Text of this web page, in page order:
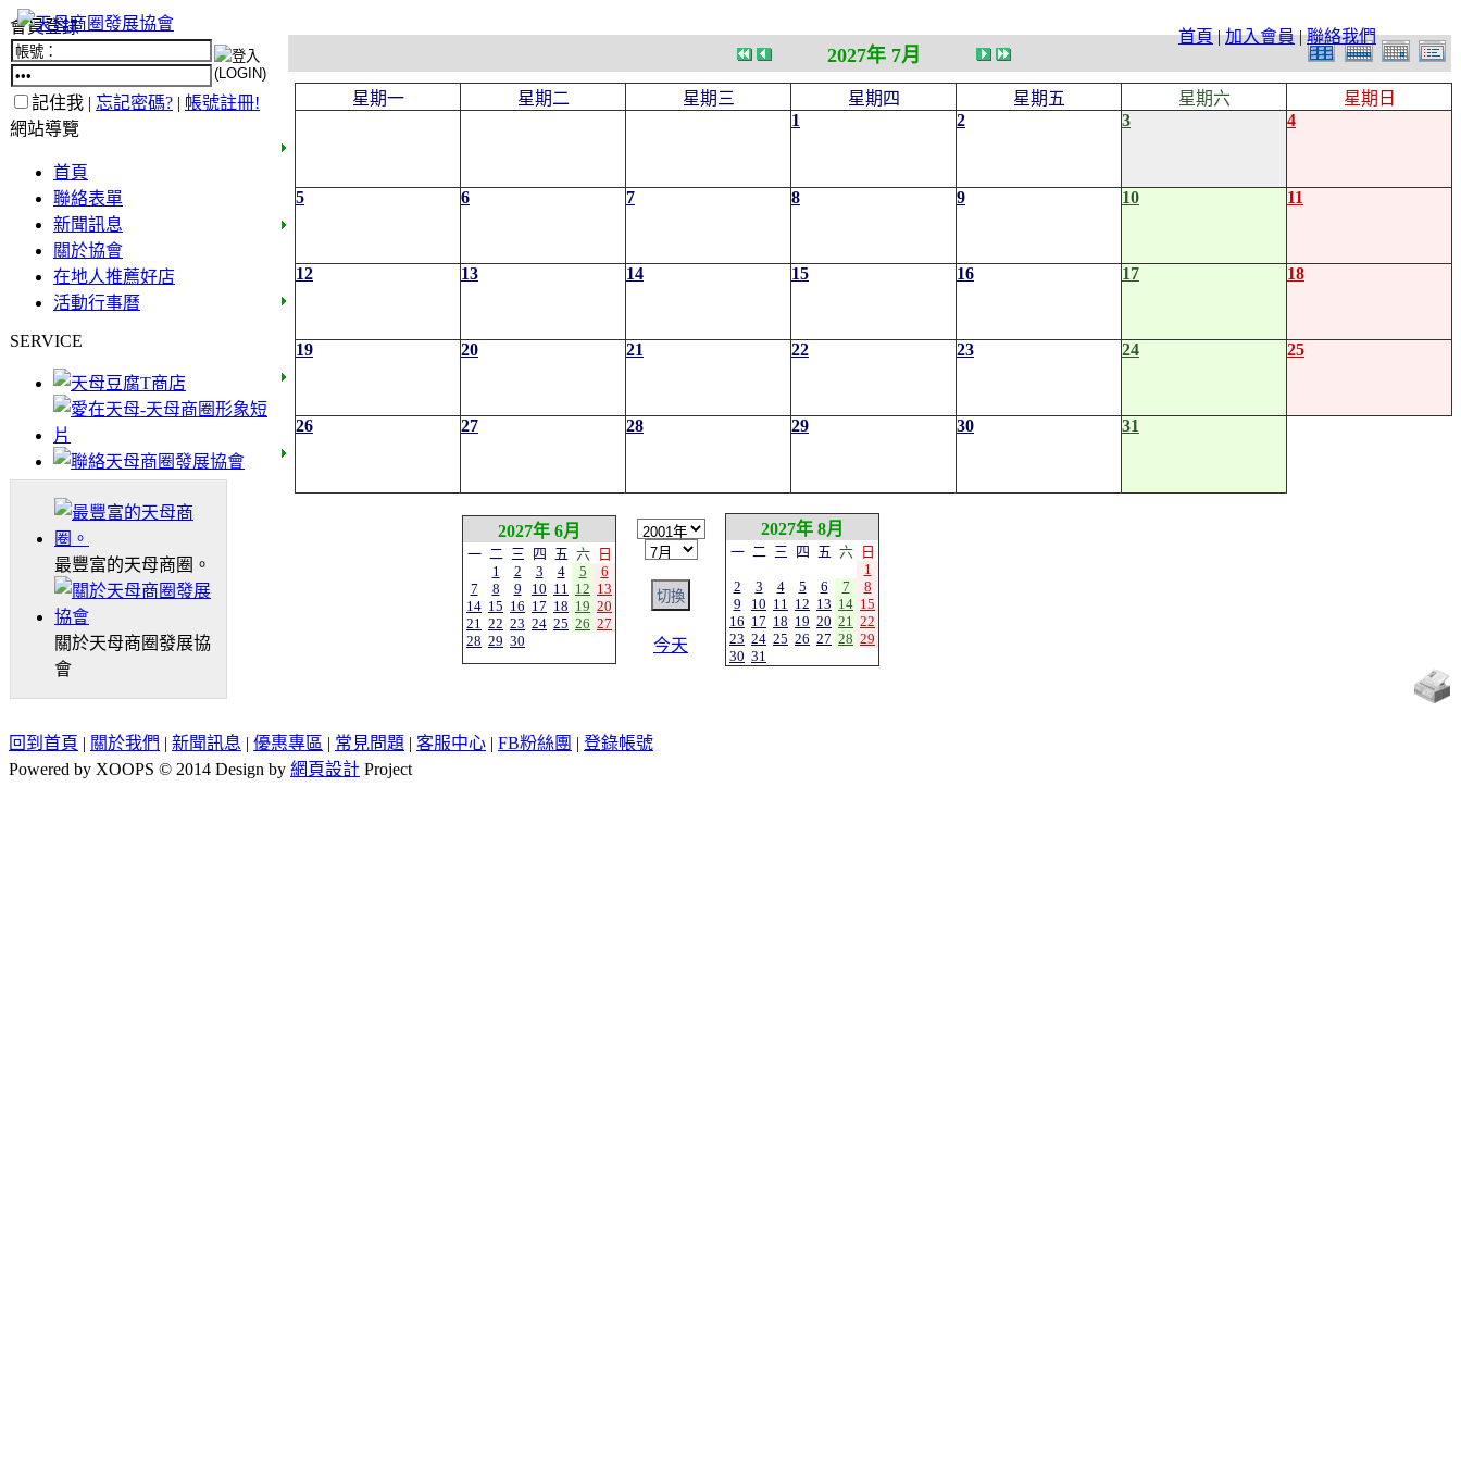
首頁|加入會員|聯絡我們
會員登錄
記住我 | 忘記密碼? | 帳號註冊!
網站導覽
首頁
聯絡表單
新聞訊息
關於協會
在地人推薦好店
活動行事曆
SERVICE
最豐富的天母商圈。
關於天母商圈發展協
會
2027年 7月
星期一 星期二 星期三 星期四 星期五 星期六
星期日
1
2 3 4
5 6 7 8 9 10 11
12 13 14 15 16 17 18
19 20 21 22 23 24 25
26 27 28 29 30 31
2027年 6月
一 二 三 四 五 六
日
1
2 3 4 5
6
7
8 9 10 11 12 13
14 15 16 17 18 19 20
21 22 23 24 25 26 27
28 29 30 今天
2027年 8月
一 二 三 四 五 六
日
1
2
3 4 5 6 7
8
9
10 11 12 13 14 15
16 17 18 19 20 21 22
23 24 25 26 27 28 29
30 31
回到首頁 | 關於我們 | 新聞訊息 | 優惠專區 | 常見問題 | 客服中心 | FB粉絲團 | 登錄帳號
Powered by XOOPS © 2014 Design by 網頁設計 Project